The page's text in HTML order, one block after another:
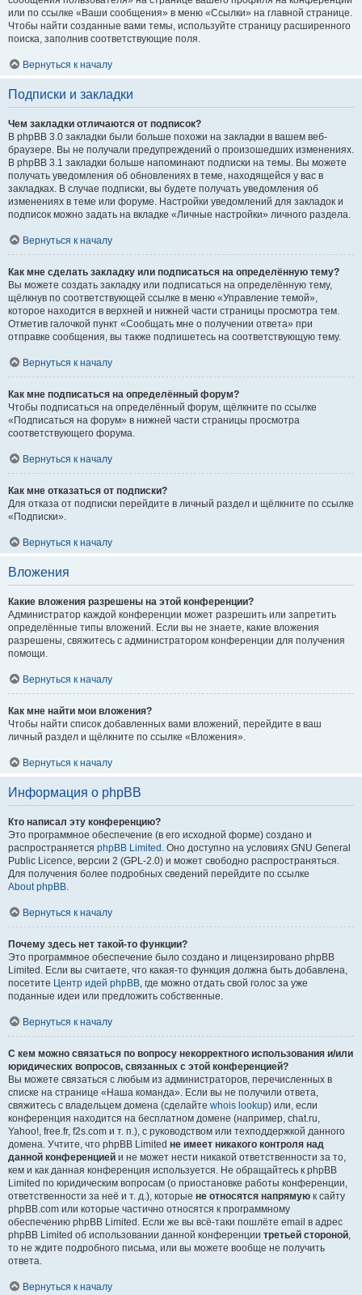
или по ссылке «Ваши сообщения» в меню «Ссылки» на главной странице.
Чтобы найти созданные вами темы, используйте страницу расширенного
поиска, заполнив соответствующие поля.
Вернуться к началу
Подписки и закладки
Чем закладки отличаются от подписок?
В phpBB 3.0 закладки были больше похожи на закладки в вашем веб-
браузере. Вы не получали предупреждений о произошедших изменениях.
В phpBB 3.1 закладки больше напоминают подписки на темы. Вы можете
получать уведомления об обновлениях в теме, находящейся у вас в
закладках. В случае подписки, вы будете получать уведомления об
изменениях в теме или форуме. Настройки уведомлений для закладок и
подписок можно задать на вкладке «Личные настройки» личного раздела.
Вернуться к началу
Как мне сделать закладку или подписаться на определённую тему?
Вы можете создать закладку или подписаться на определённую тему,
щёлкнув по соответствующей ссылке в меню «Управление темой»,
которое находится в верхней и нижней части страницы просмотра тем.
Отметив галочкой пункт «Сообщать мне о получении ответа» при
отправке сообщения, вы также подпишетесь на соответствующую тему.
Вернуться к началу
Как мне подписаться на определённый форум?
Чтобы подписаться на определённый форум, щёлкните по ссылке
«Подписаться на форум» в нижней части страницы просмотра
соответствующего форума.
Вернуться к началу
Как мне отказаться от подписки?
Для отказа от подписки перейдите в личный раздел и щёлкните по ссылке
«Подписки».
Вернуться к началу
Вложения
Какие вложения разрешены на этой конференции?
Администратор каждой конференции может разрешить или запретить
определённые типы вложений. Если вы не знаете, какие вложения
разрешены, свяжитесь с администратором конференции для получения
помощи.
Вернуться к началу
Как мне найти мои вложения?
Чтобы найти список добавленных вами вложений, перейдите в ваш
личный раздел и щёлкните по ссылке «Вложения».
Вернуться к началу
Информация о phpBB
Кто написал эту конференцию?
Это программное обеспечение (в его исходной форме) создано и
распространяется phpBB Limited . Оно доступно на условиях GNU General
Public Licence, версии 2 (GPL-2.0) и может свободно распространяться.
Для получения более подробных сведений перейдите по ссылке
About phpBB.
Вернуться к началу
Почему здесь нет такой-то функции?
Это программное обеспечение было создано и лицензировано phpBB
Limited. Если вы считаете, что какая-то функция должна быть добавлена,
посетите Центр идей phpBB, где можно отдать свой голос за уже
поданные идеи или предложить собственные.
Вернуться к началу
С кем можно связаться по вопросу некорректного использования и/или
юридических вопросов, связанных с этой конференцией?
Вы можете связаться с любым из администраторов, перечисленных в
списке на странице «Наша команда». Если вы не получили ответа,
свяжитесь с владельцем домена (сделайте whois lookup) или, если
конференция находится на бесплатном домене (например, chat.ru,
Yahoo!, free.fr, f2s.com и т. п.), с руководством или техподдержкой данного
домена. Учтите, что phpBB Limited не имеет никакого контроля над
данной конференцией и не может нести никакой ответственности за то,
кем и как данная конференция используется. Не обращайтесь к phpBB
Limited по юридическим вопросам (о приостановке работы конференции,
ответственности за неё и т. д.), которые не относятся напрямую к сайту
phpBB.com или которые частично относятся к программному
обеспечению phpBB Limited. Если же вы всё-таки пошлёте email в адрес
phpBB Limited об использовании данной конференции третьей стороной,
то не ждите подробного письма, или вы можете вообще не получить
ответа.
Вернуться к началу